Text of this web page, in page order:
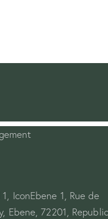
IconEbene 1, Rue de
Ebene, 72201,